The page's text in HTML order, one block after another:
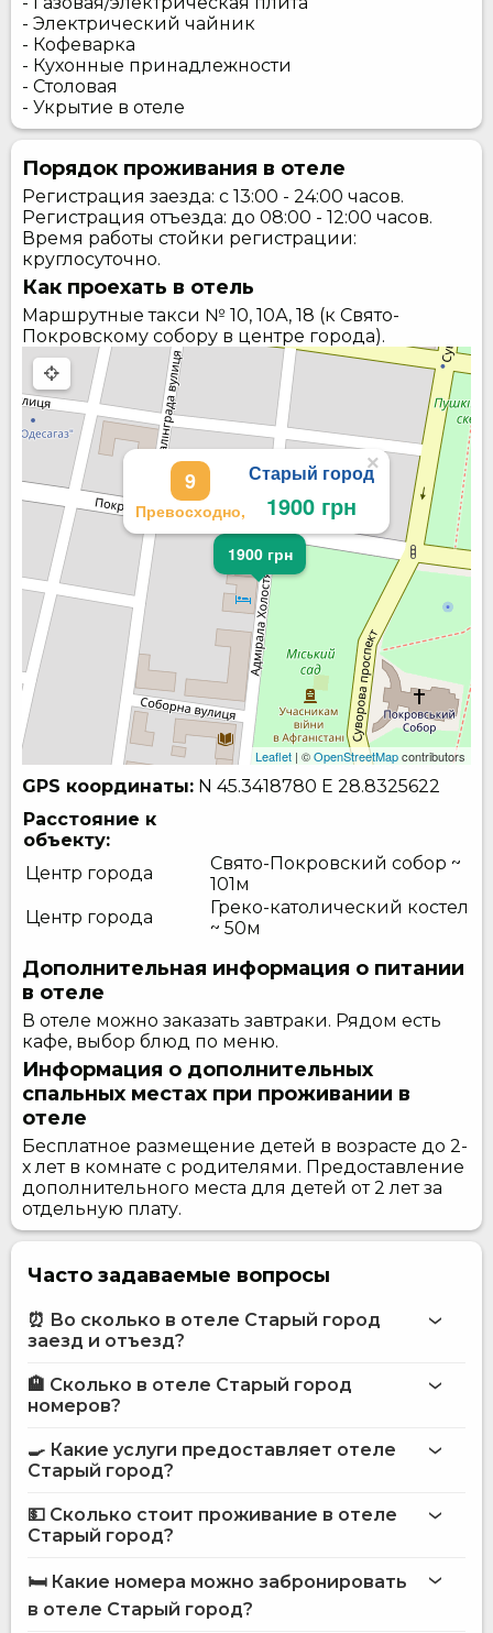
- Электрический чайник
- Кофеварка
- Кухонные принадлежности
- Столовая
- Укрытие в отеле
Порядок проживания в отеле
Регистрация заезда: с 13:00 - 24:00 часов.
Регистрация отъезда: до 08:00 - 12:00 часов.
Время работы стойки регистрации:
круглосуточно.
Как проехать в отель
Маршрутные такси № 10, 10А, 18 (к Свято-
Покровскому собору в центре города).
1900 грн
Превосходно,
9 Старый город
1900 грн
×
Leaflet | ©OpenStreetMapcontributors
GPS координаты: N 45.3418780 E 28.8325622
Расстояние к
объекту:
Центр города
Свято-Покровский собор ~
101м
Центр города
Греко-католический костел
~ 50м
Дополнительная информация о питании
в отеле
В отеле можно заказать завтраки. Рядом есть
кафе, выбор блюд по меню.
Информация о дополнительных
спальных местах при проживании в
отеле
Бесплатное размещение детей в возрасте до 2-
х лет в комнате с родителями. Предоставление
дополнительного места для детей от 2 лет за
отдельную плату.
Часто задаваемые вопросы
⏰ Во сколько в отеле Старый город
заезд и отъезд?
Больше информации про Отель Старый город
🏨 Сколько в отеле Старый город
номеров?
🍳 Какие услуги предоставляет отеле
Старый город?
Интернет
Терминал для оплаты картой
Доставка еды и напитков в номер
Завтрак в номер
Уличная парковка
💵 Сколько стоит проживание в отеле
Старый город?
на сайте Hotels24.ua
🛏️ Какие номера можно забронировать
в отеле Старый город?